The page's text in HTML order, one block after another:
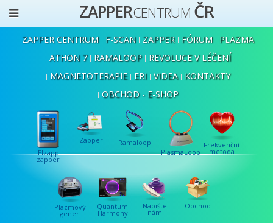
ZAPPERCENTRUM ČR
ZAPPER CENTRUM F-SCAN ZAPPER FÓRUM
PLAZMA
ATHON 7
RAMALOOP
REVOLUCE V LÉČENÍ
MAGNETOTERAPIE
ERI VIDEA
KONTAKTY
OBCHOD - E-SHOP
Elzapp
zapper
Zapper
Ramaloop
PlasmaLoop
Frekvenční
metoda
Plazmový
gener.
Quantum
Harmony
Napište
nám
Obchod